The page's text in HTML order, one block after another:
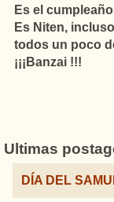
Es el
Es Niten,
todos un poco
¡¡¡Banzai !!!
Ultimas
DÍA DEL